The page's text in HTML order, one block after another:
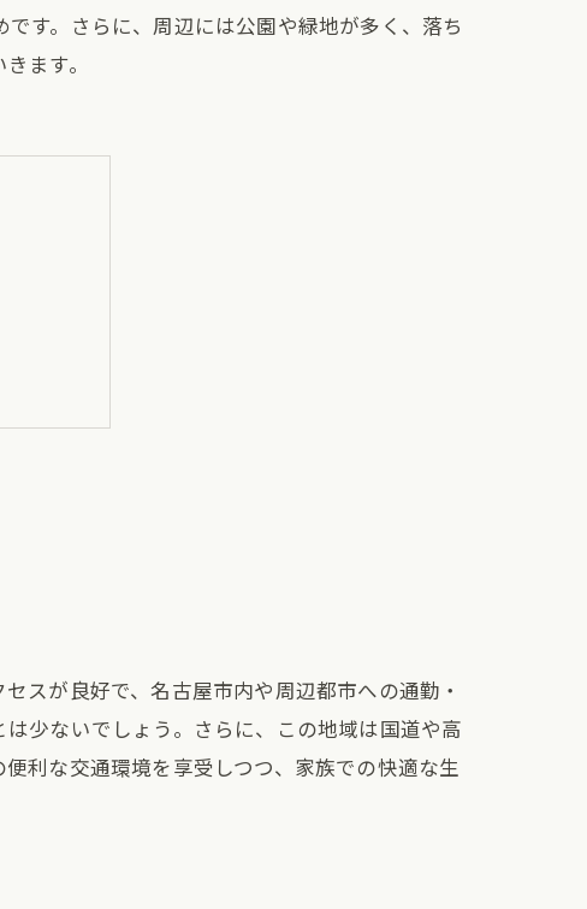
す。さらに、周辺には公園や緑地が多く、落ち
ます。
スが良好で、名古屋市内や周辺都市への通勤・
少ないでしょう。さらに、この地域は国道や高
利な交通環境を享受しつつ、家族での快適な生